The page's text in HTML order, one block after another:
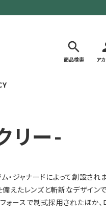
search
商品検索 ア
グ
ウェア・ギア
クライミング・ボルダリング用
ヴィンテージなアイテム
リー-
・ジャナードによって創設され
えたレンズと斬新なデザイン
ースで制式採用されたほか、